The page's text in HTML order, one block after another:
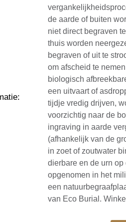
:
de aarde of buiten
niet direct begraven
thuis worden
begraven of uit te
om afscheid te
biologisch
een uitvaart of
tijdje vredig drijven,
voorzichtig naar de
ingraving in aarde
(afhankelijk van de
in zoet of zoutwater
dierbare en de urn
opgenomen in het
een
van Eco Burial.